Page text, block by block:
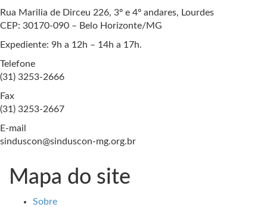
Rua Marilia de Dirceu 226, 3º e 4º andares, Lourdes
CEP: 30170-090 – Belo Horizonte/MG
Expediente: 9h a 12h – 14h a 17h.
Telefone
(31) 3253-2666
Fax
(31) 3253-2667
E-mail
sinduscon@sinduscon-mg.org.br
Mapa do site
Sobre